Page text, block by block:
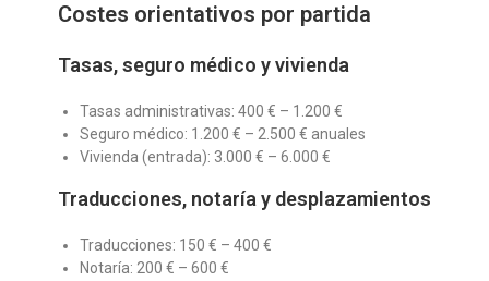
Costes orientativos por partida
Tasas, seguro médico y vivienda
Tasas administrativas: 400 € – 1.200 €
Seguro médico: 1.200 € – 2.500 € anuales
Vivienda (entrada): 3.000 € – 6.000 €
Traducciones, notaría y desplazamientos
Traducciones: 150 € – 400 €
Notaría: 200 € – 600 €